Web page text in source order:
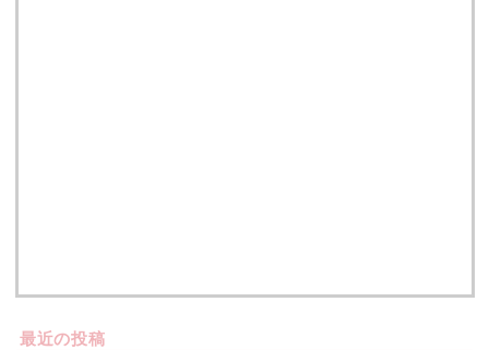
最近の投稿